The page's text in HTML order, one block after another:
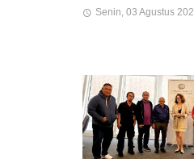
Senin, 03 Agustus